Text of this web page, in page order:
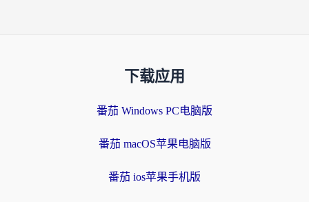
下载应用
番茄 Windows PC电脑版
番茄 macOS苹果电脑版
番茄 ios苹果手机版